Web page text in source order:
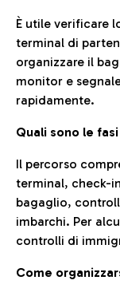
È utile verificare
terminal di
organizzare il
monitor e
rapidamente.
Quali sono le
Il percorso
terminal, check-
bagaglio,
imbarchi. Per
controlli di
Come